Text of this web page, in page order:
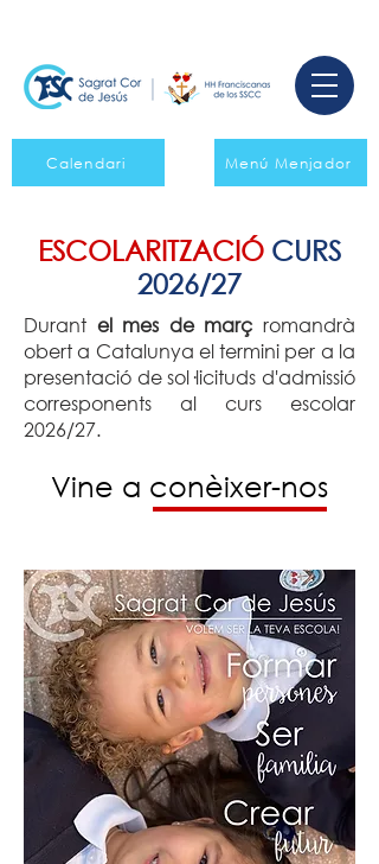
Calendari Menú Menjador
ESCOLARITZACIÓ CURS
2026/27
Durant el mes de març romandrà
obert a Catalunya el termini per a la
presentació de sol·licituds d'admissió
corresponents al curs escolar
2026/27.
Vine a conèixer-nos